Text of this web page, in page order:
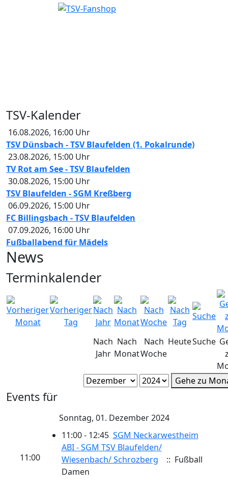
TSV-Kalender
16.08.2026, 16:00 Uhr
TSV Dünsbach - TSV Blaufelden (1. Pokalrunde)
23.08.2026, 15:00 Uhr
TV Rot am See - TSV Blaufelden
30.08.2026, 15:00 Uhr
TSV Blaufelden - SGM Kreßberg
06.09.2026, 15:00 Uhr
FC Billingsbach - TSV Blaufelden
07.09.2026, 16:00 Uhr
Fußballabend für Mädels
News
Terminkalender
Nach
Jahr
Nach
Monat
Nach
Woche
HeuteSuche
Gehe zu
Events für
Sonntag, 01. Dezember 2024
11:00
11:00 - 12:45 SGM Neckarwestheim
ABI - SGM TSV Blaufelden/​
Wiesenbach/​ Schrozberg
:: Fußball
Damen